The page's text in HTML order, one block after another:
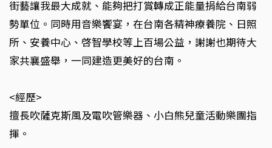
街藝讓我最大成就、能夠把打賞轉成正能量捐給台南弱
勢單位。同時用音樂饗宴，在台南各精神療養院、日照
所、安養中心、啓智學校等上百場公益，謝謝也期待大
家共襄盛舉，一同建造更美好的台南。
<經歷>
擅長吹薩克斯風及電吹管樂器、小白熊兒童活動樂團指
揮。